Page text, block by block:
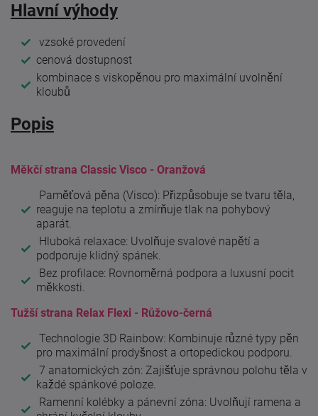
Hlavní výhody
vzsoké provedení
cenová dostupnost
kombinace s viskopěnou pro maximální uvolnění
kloubů
Popis
Měkčí strana Classic Visco - Oranžová
Paměťová pěna (Visco): Přizpůsobuje se tvaru těla,
reaguje na teplotu a zmírňuje tlak na pohybový
aparát.
Hluboká relaxace: Uvolňuje svalové napětí a
podporuje klidný spánek.
Bez profilace: Rovnoměrná podpora a luxusní pocit
měkkosti.
Tužší strana Relax Flexi - Růžovo-černá
Technologie 3D Rainbow: Kombinuje různé typy pěn
pro maximální prodyšnost a ortopedickou podporu.
7 anatomických zón: Zajišťuje správnou polohu těla v
každé spánkové poloze.
Ramenní kolébky a pánevní zóna: Uvolňují ramena a